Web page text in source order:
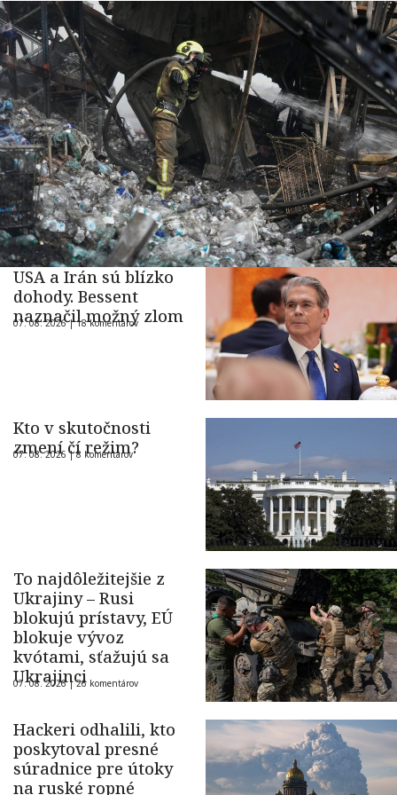
USA a Irán sú blízko
dohody. Bessent
naznačil možný zlom
07. 08. 2026 |18 komentárov
Kto v skutočnosti
zmení čí režim?
07. 08. 2026 |8 komentárov
To najdôležitejšie z
Ukrajiny – Rusi
blokujú prístavy, EÚ
blokuje vývoz
kvótami, sťažujú sa
Ukrajinci
07. 08. 2026 |26 komentárov
Hackeri odhalili, kto
poskytoval presné
súradnice pre útoky
na ruské ropné